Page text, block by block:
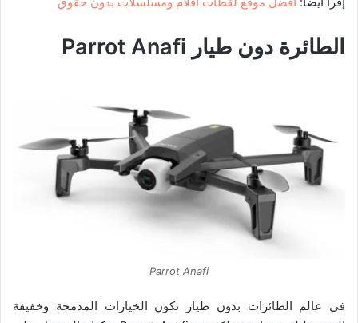
الطائرة دون طيار Parrot Anafi
Parrot Anafi
في عالم الطائرات بدون طيار تكون الخيارات المدمجة وخفيفة